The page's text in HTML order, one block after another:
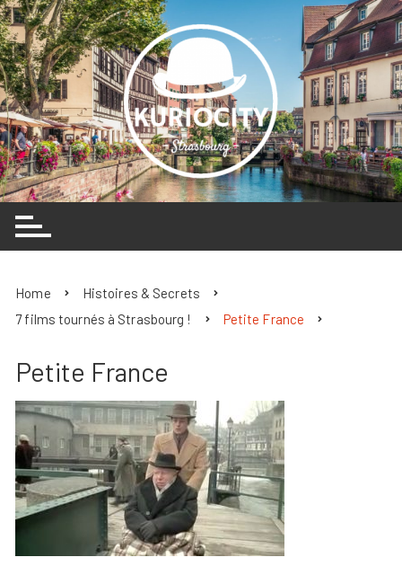
Skip
to
content
Home
Histoires & Secrets
7 films tournés à Strasbourg !
Petite France
Petite France